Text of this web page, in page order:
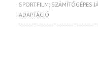
SPORTFILM, SZÁMÍTÓGÉPES
ADAPTÁCIÓ